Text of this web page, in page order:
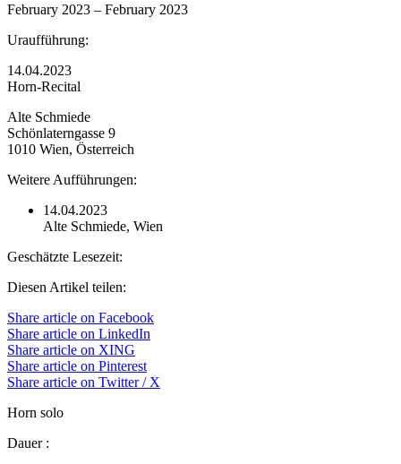
February 2023 – February 2023
Uraufführung:
14.04.2023
Horn-Recital
Alte Schmiede
Schönlaterngasse 9
1010 Wien, Österreich
Weitere Aufführungen:
14.04.2023
Alte Schmiede, Wien
Geschätzte Lesezeit:
Diesen Artikel teilen:
Share article on Facebook
Share article on LinkedIn
Share article on XING
Share article on Pinterest
Share article on Twitter / X
Horn solo
Dauer :